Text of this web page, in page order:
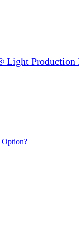
Production
Option?